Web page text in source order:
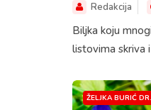
Redakcija
Biljka koju
listovima skriva
ŽELJKA BURIĆ